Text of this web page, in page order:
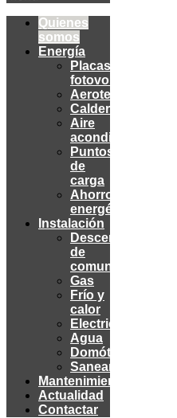
Quienes
somos
Energía
Placas
fotovoltaicas
Aerotermia
Calderas
Aire
acondicionado
Puntos
de
carga
Ahorro
energético
Instalación
Descentralización
de
comunidades
Gas
Frío y
calor
Electricidad
Agua
Domótica
Saneamiento
Mantenimiento
Actualidad
Contactar